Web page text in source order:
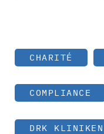
CHARITÉ
COMPLIANCE
DRK